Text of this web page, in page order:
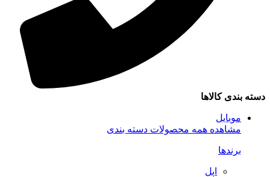
دسته بندی کالاها
موبایل
مشاهده همه محصولات دسته بندی
برندها
اپل